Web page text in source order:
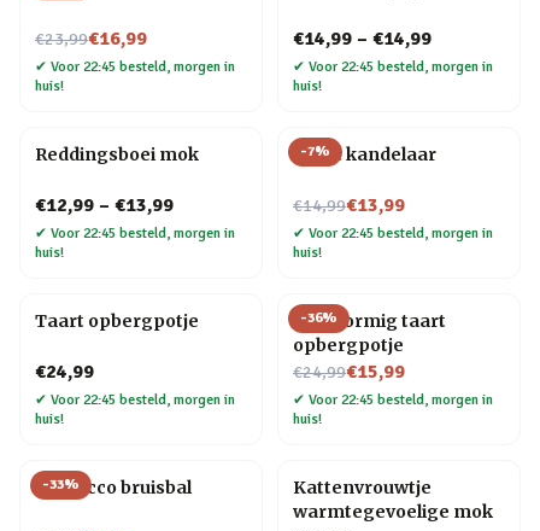
€23,99
Nu voor€16,99
✔ Voor 22:45 besteld, morgen in
huis!
€14,99 – €14,99
✔ Voor 22:45 besteld, morgen in
huis!
Reddingsboei mok
€12,99 – €13,99
✔ Voor 22:45 besteld, morgen in
huis!
-7%
Taart kandelaar
€14,99
Nu voor€13,99
✔ Voor 22:45 besteld, morgen in
huis!
Taart opbergpotje
€24,99
✔ Voor 22:45 besteld, morgen in
huis!
-36%
Hartvormig taart
opbergpotje
€24,99
Nu voor€15,99
✔ Voor 22:45 besteld, morgen in
huis!
-33%
Prosecco bruisbal
Kattenvrouwtje
warmtegevoelige mok